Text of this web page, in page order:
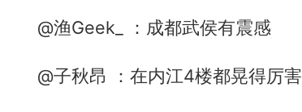
@渔Geek_ ：成都武侯有震感
@子秋昂 ：在内江4楼都晃得厉害